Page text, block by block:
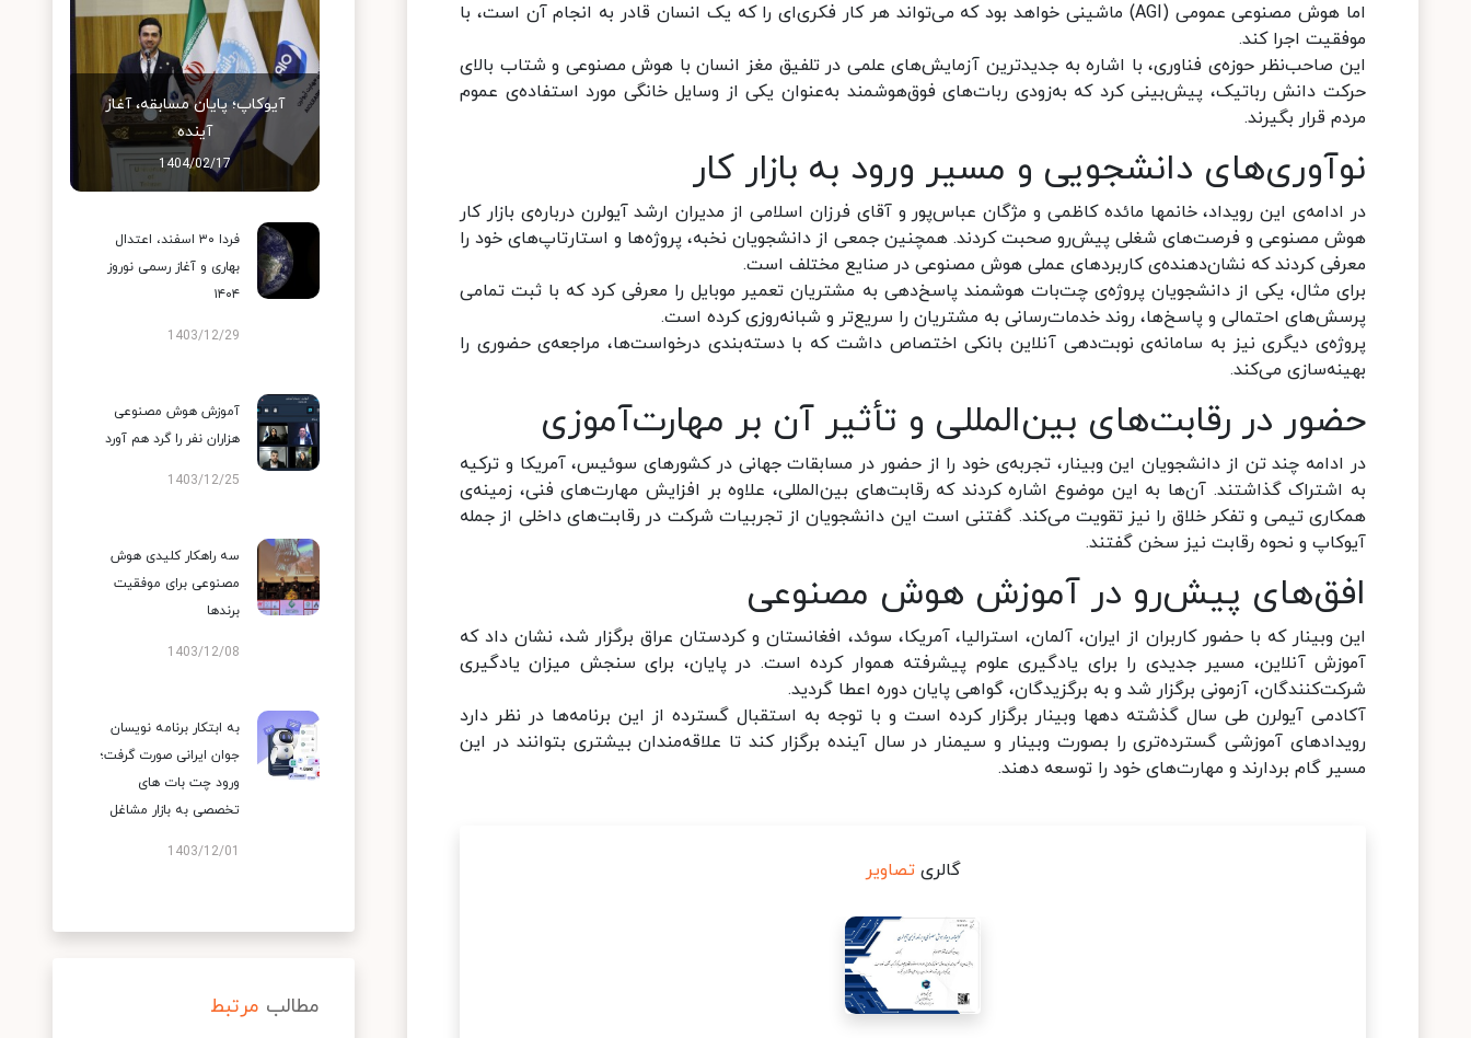
اما هوش مصنوعی عمومی (AGI) ماشینی خواهد بود که می‌تواند هر کار فکری‌ای را که یک انسان قادر به انجام آن است، با
موفقیت اجرا کند.
این صاحب‌نظر حوزه‌ی فناوری، با اشاره به جدیدترین آزمایش‌های علمی در تلفیق مغز انسان با هوش مصنوعی و شتاب بالای
حرکت دانش رباتیک، پیش‌بینی کرد که به‌زودی ربات‌های فوق‌هوشمند به‌عنوان یکی از وسایل خانگی مورد استفاده‌ی عموم
مردم قرار بگیرند.
نوآوری‌های دانشجویی و مسیر ورود به بازار کار
در ادامه‌ی این رویداد، خانمها مائده کاظمی و مژگان عباس‌پور و آقای فرزان اسلامی از مدیران ارشد آیولرن درباره‌ی بازار کار
هوش مصنوعی و فرصت‌های شغلی پیش‌رو صحبت کردند. همچنین جمعی از دانشجویان نخبه، پروژه‌ها و استارتاپ‌های خود را
معرفی کردند که نشان‌دهنده‌ی کاربردهای عملی هوش مصنوعی در صنایع مختلف است.
برای مثال، یکی از دانشجویان پروژه‌ی چت‌بات هوشمند پاسخ‌دهی به مشتریان تعمیر موبایل را معرفی کرد که با ثبت تمامی
پرسش‌های احتمالی و پاسخ‌ها، روند خدمات‌رسانی به مشتریان را سریع‌تر و شبانه‌روزی کرده است.
پروژه‌ی دیگری نیز به سامانه‌ی نوبت‌دهی آنلاین بانکی اختصاص داشت که با دسته‌بندی درخواست‌ها، مراجعه‌ی حضوری را
بهینه‌سازی می‌کند.
حضور در رقابت‌های بین‌المللی و تأثیر آن بر مهارت‌آموزی
در ادامه چند تن از دانشجویان این وبینار، تجربه‌ی خود را از حضور در مسابقات جهانی در کشورهای سوئیس، آمریکا و ترکیه
به اشتراک گذاشتند. آن‌ها به این موضوع اشاره کردند که رقابت‌های بین‌المللی، علاوه بر افزایش مهارت‌های فنی، زمینه‌ی
همکاری تیمی و تفکر خلاق را نیز تقویت می‌کند. گفتنی است این دانشجویان از تجربیات شرکت در رقابت‌های داخلی از جمله
آیوکاپ و نحوه رقابت نیز سخن گفتند.
افق‌های پیش‌رو در آموزش هوش مصنوعی
این وبینار که با حضور کاربران از ایران، آلمان، استرالیا، آمریکا، سوئد، افغانستان و کردستان عراق برگزار شد، نشان داد که
آموزش آنلاین، مسیر جدیدی را برای یادگیری علوم پیشرفته هموار کرده است. در پایان، برای سنجش میزان یادگیری
شرکت‌کنندگان، آزمونی برگزار شد و به برگزیدگان، گواهی پایان دوره اعطا گردید.
آکادمی آیولرن طی سال گذشته دهها وبینار برگزار کرده است و با توجه به استقبال گسترده از این برنامه‌ها در نظر دارد
رویدادهای آموزشی گسترده‌تری را بصورت وبینار و سیمنار در سال آینده برگزار کند تا علاقه‌مندان بیشتری بتوانند در این
مسیر گام بردارند و مهارت‌های خود را توسعه دهند.
گالری تصاویر
آیوکاپ؛ پایان مسابقه، آغاز
آینده
1404/02/17
فردا ۳۰ اسفند، اعتدال
بهاری و آغاز رسمی نوروز
۱۴۰۴
1403/12/29
آموزش هوش مصنوعی
هزاران نفر را گرد هم آورد
1403/12/25
سه راهکار کلیدی هوش
مصنوعی برای موفقیت
برندها
1403/12/08
به ابتکار برنامه نویسان
جوان ایرانی صورت گرفت؛
ورود چت بات های
تخصصی به بازار مشاغل
1403/12/01
مطالب مرتبط